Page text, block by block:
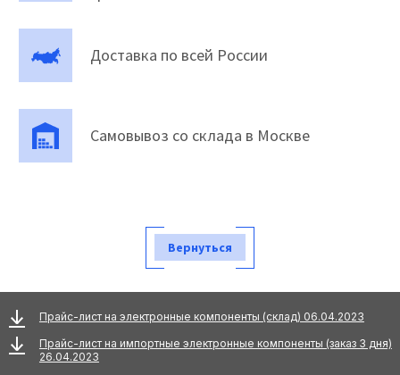
Доставка по всей России
Самовывоз со склада в Москве
Вернуться
Прайс-лист на электронные компоненты (склад) 06.04.2023
Прайс-лист на импортные электронные компоненты (заказ 3 дня)
26.04.2023